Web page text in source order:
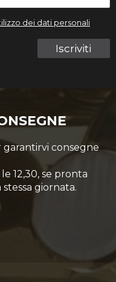
Iscriviti
dei dati personali
garantirvi consegne
12,30, se pronta
giornata.